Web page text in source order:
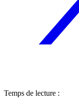
Temps de lecture :